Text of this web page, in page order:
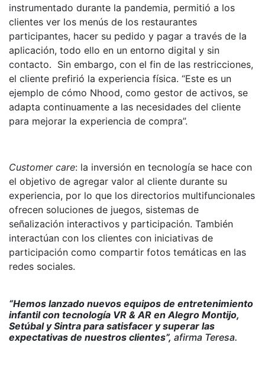
instrumentado durante la pandemia, permitió a los
clientes ver los menús de los restaurantes
participantes, hacer su pedido y pagar a través de la
aplicación, todo ello en un entorno digital y sin
contacto. Sin embargo, con el fin de las restricciones,
el cliente prefirió la experiencia física. “Este es un
ejemplo de cómo Nhood, como gestor de activos, se
adapta continuamente a las necesidades del cliente
para mejorar la experiencia de compra”.
Customer care: la inversión en tecnología se hace con
el objetivo de agregar valor al cliente durante su
experiencia, por lo que los directorios multifuncionales
ofrecen soluciones de juegos, sistemas de
señalización interactivos y participación. También
interactúan con los clientes con iniciativas de
participación como compartir fotos temáticas en las
redes sociales.
“Hemos lanzado nuevos equipos de entretenimiento
infantil con tecnología VR & AR en Alegro Montijo,
Setúbal y Sintra para satisfacer y superar las
expectativas de nuestros clientes”, afirma Teresa.